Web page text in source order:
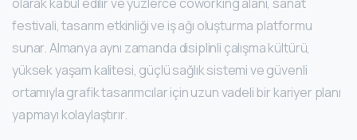
festivali, tasarım etkinliği ve iş ağı oluşturma platformu
sunar. Almanya aynı zamanda disiplinli çalışma kültürü,
yüksek yaşam kalitesi, güçlü sağlık sistemi ve güvenli
ortamıyla grafik tasarımcılar için uzun vadeli bir kariyer planı
yapmayı kolaylaştırır.